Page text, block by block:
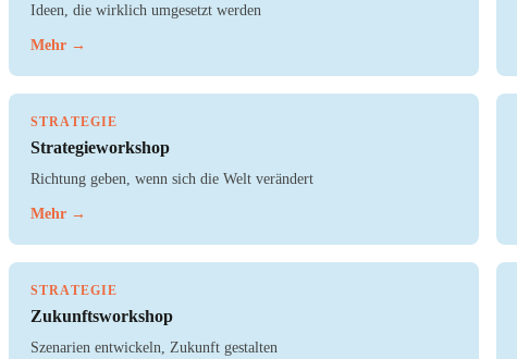
Ideen, die wirklich umgesetzt werden
Mehr →
STRATEGIE
Strategieworkshop
Richtung geben, wenn sich die Welt verändert
Mehr →
STRATEGIE
Zukunftsworkshop
Szenarien entwickeln, Zukunft gestalten